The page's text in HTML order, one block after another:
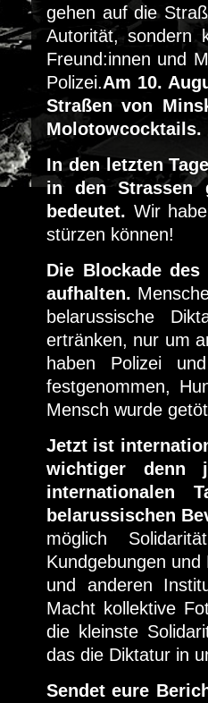
gehen auf die
Autorität, sondern
Freund:innen und
Polizei.Am 10.
Straßen von
Molotowcocktails.
In den letzten
in den Strassen
bedeutet. Wir
stürzen können!
Die Blockade
aufhalten.
belarussische
ertränken, nur um
haben Polizei
festgenommen,
Mensch wurde
Jetzt ist
wichtiger denn
internationalen
belarussischen
möglich
Kundgebungen
und anderen
Macht kollektive
die kleinste
das die Diktatur in
Sendet eure